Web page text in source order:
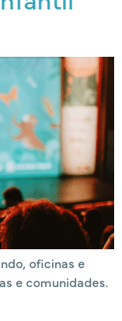
oficinas e
e comunidades.